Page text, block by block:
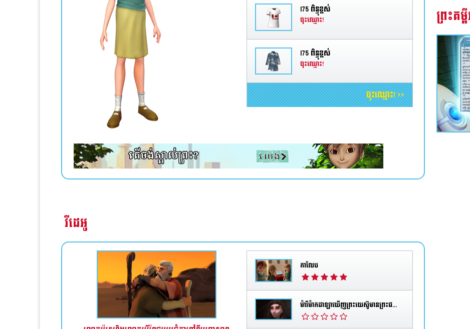
175 ពិន្ទុខ្ពស់
ចុះឈ្មោះ!
175 ពិន្ទុខ្ពស់
ចុះឈ្មោះ!
ចុះឈ្មោះ! >>
ព្រះគម្ពី
វីដេអូ
កាលែប
ម៉ារីម៉ាកដាឡាឃើញព្រះយេស៊ូមានព្រះជន្មរស់